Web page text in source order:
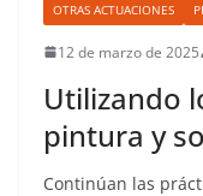
OTRAS ACTUACIONES
12 de marzo de 2025
Utilizando
pintura y
Continúan las